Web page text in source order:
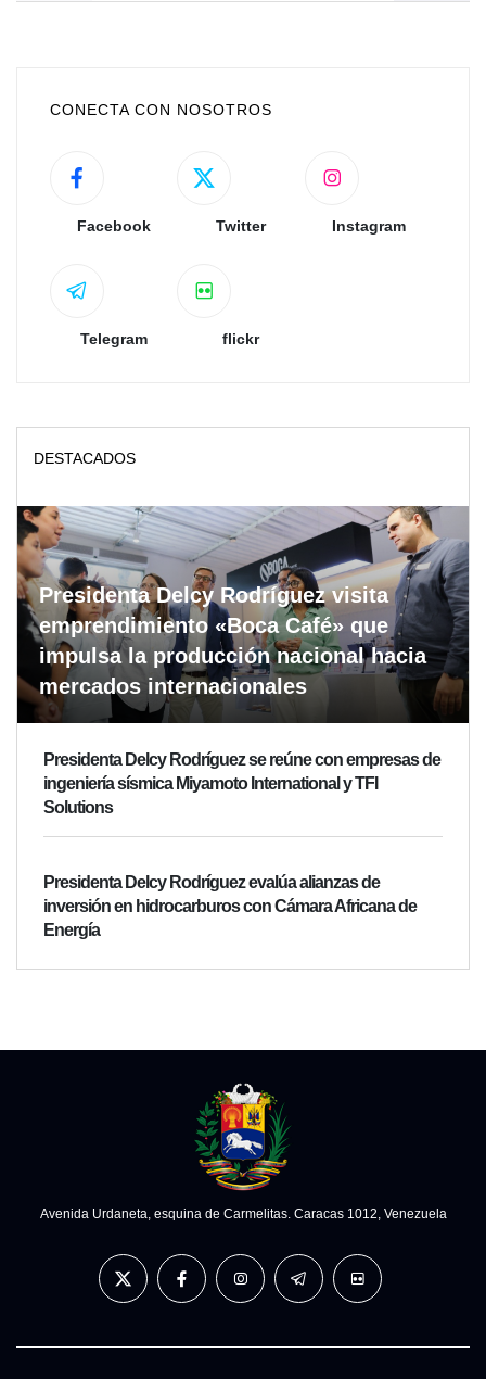
CONECTA CON NOSOTROS
Facebook Twitter Instagram
Telegram flickr
DESTACADOS
Presidenta Delcy Rodríguez visita
emprendimiento «Boca Café» que
impulsa la producción nacional hacia
mercados internacionales
Presidenta Delcy Rodríguez se reúne con empresas de
ingeniería sísmica Miyamoto International y TFI
Solutions
Presidenta Delcy Rodríguez evalúa alianzas de
inversión en hidrocarburos con Cámara Africana de
Energía
Avenida Urdaneta, esquina de Carmelitas. Caracas 1012, Venezuela